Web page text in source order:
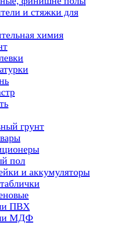
и стяжки для
химия
грунт
пол
и аккумуляторы
ПВХ
МДФ